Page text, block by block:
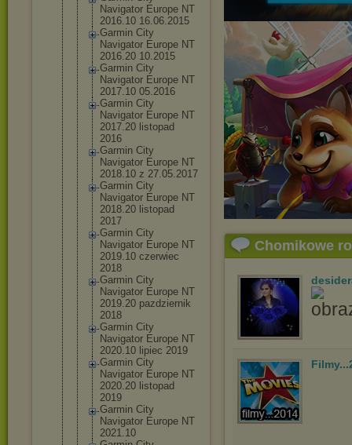
Navigator Europe NT
2016.10 16.06.2015
Garmin City
Navigator Europe NT
2016.20 10.2015
Garmin City
Navigator Europe NT
2017.10 05.2016
Garmin City
Navigator Europe NT
2017.20 listopad
2016
Garmin City
Navigator Europe NT
2018.10 z 27.05.2017
Garmin City
Navigator Europe NT
2018.20 listopad
2017
Garmin City
Navigator Europe NT
2019.10 czerwiec
2018
Garmin City
Navigator Europe NT
2019.20 pazdziernik
2018
Garmin City
Navigator Europe NT
2020.10 lipiec 2019
Garmin City
Navigator Europe NT
2020.20 listopad
2019
Garmin City
Navigator Europe NT
2021.10
Chomikowe